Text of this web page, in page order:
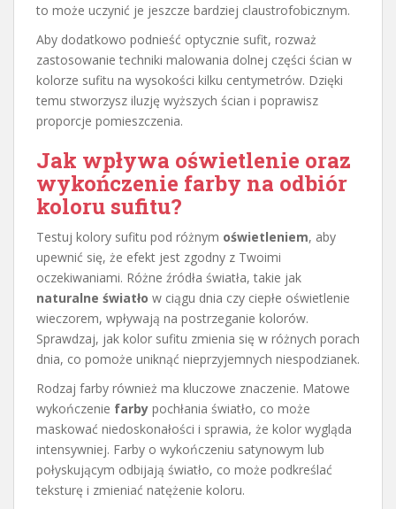
to może uczynić je jeszcze bardziej claustrofobicznym.
Aby dodatkowo podnieść optycznie sufit, rozważ
zastosowanie techniki malowania dolnej części ścian w
kolorze sufitu na wysokości kilku centymetrów. Dzięki
temu stworzysz iluzję wyższych ścian i poprawisz
proporcje pomieszczenia.
Jak wpływa oświetlenie oraz
wykończenie farby na odbiór
koloru sufitu?
Testuj kolory sufitu pod różnym oświetleniem, aby
upewnić się, że efekt jest zgodny z Twoimi
oczekiwaniami. Różne źródła światła, takie jak
naturalne światło w ciągu dnia czy ciepłe oświetlenie
wieczorem, wpływają na postrzeganie kolorów.
Sprawdzaj, jak kolor sufitu zmienia się w różnych porach
dnia, co pomoże uniknąć nieprzyjemnych niespodzianek.
Rodzaj farby również ma kluczowe znaczenie. Matowe
wykończenie farby pochłania światło, co może
maskować niedoskonałości i sprawia, że kolor wygląda
intensywniej. Farby o wykończeniu satynowym lub
połyskującym odbijają światło, co może podkreślać
teksturę i zmieniać natężenie koloru.